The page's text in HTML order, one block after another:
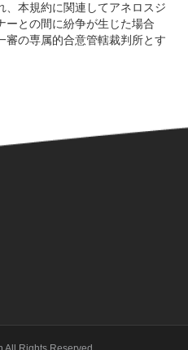
、本規約に関連してアネロスジ
ーとの間に紛争が生じた場合
審の専属的合意管轄裁判所とす